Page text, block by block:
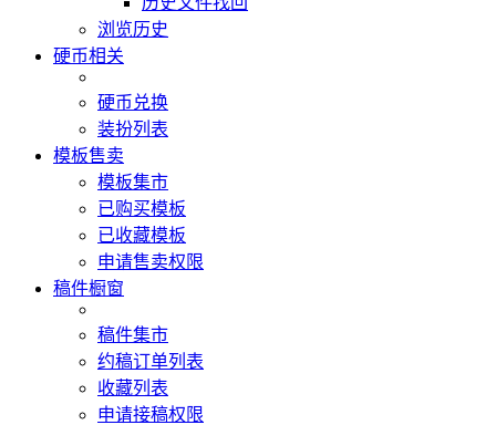
浏览历史
硬币相关
硬币兑换
装扮列表
模板售卖
模板集市
已购买模板
已收藏模板
申请售卖权限
稿件橱窗
稿件集市
约稿订单列表
收藏列表
申请接稿权限